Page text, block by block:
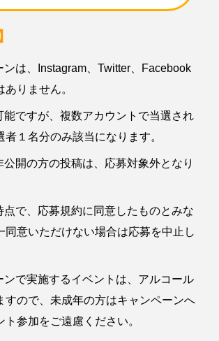
ンは、Instagram、Twitter、Facebook
りません。
能ですが、複数アカウントで当選され
者１名分のみ該当になります。
開の方の投稿は、応募対象外となり
点で、応募規約に同意したものとみな
同意いただけない場合は応募を中止し
ンで実施するイベントは、アルコール
すので、未成年の方はキャンペーンへ
参加をご遠慮ください。